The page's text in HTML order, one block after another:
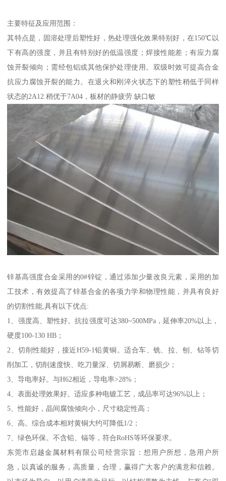
主要特征及应用范围：
其特点是，固溶处理后塑性好，热处理强化效果特别好，在150℃以
下有高的强度，并且有特别好的低温强度；焊接性能差；有应力腐
蚀开裂倾向；需经包铝或其他保护处理使用。双级时效可提高合金
抗应力腐蚀开裂的能力。在退火和刚淬火状态下的塑性稍低于同样
状态的2A12.稍优于7A04，板材的静疲劳.缺口敏
锌基高强度合金采用的0#锌锭，通过添加少量改良元素，采用的加
工技术，有效提高了锌基合金的各项力学和物理性能，并具有良好
的切割性能,具有以下优点:
1、强度高、塑性好。抗拉强度可达380~500MPa，延伸率20%以上，
硬度100-130 HB；
2、切削性能好，接近H59-1铅黄铜。适合车、铣、拉、刨、钻等切
削加工，切削速度快、吃刀量深、切屑易断、磨损少；
3、导电率好。与H62相近，导电率>28%；
4、表面处理效果好。适应多种电镀工艺，成品率可达96%以上；
5、性能好，晶间腐蚀倾向小，尺寸稳定性高；
6、高。综合成本相对黄铜大约可降低1/2；
7、绿色环保。不含铅、镉等，符合RoHS等环保要求。
东莞市启越金属材料有限公司经营宗旨：想用户所想，急用户所
急，以真诚的服务，高质量，合理，赢得广大客户的满意和信赖。